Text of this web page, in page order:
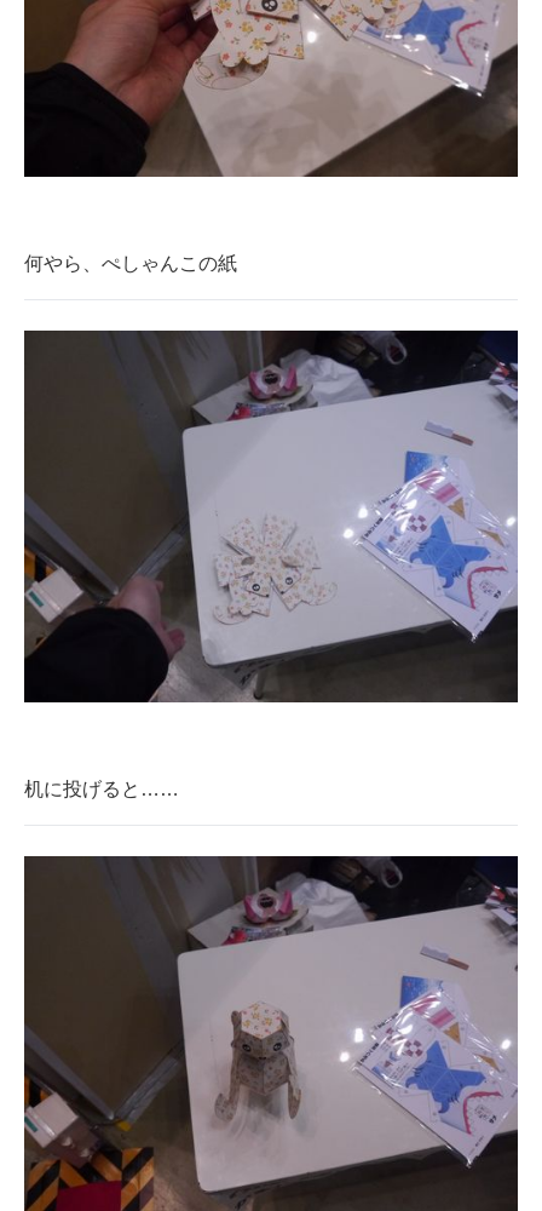
何やら、ぺしゃんこの紙
机に投げると……